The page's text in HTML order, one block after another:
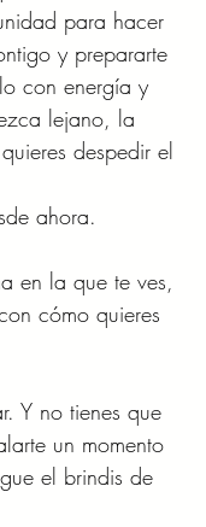
para hacer
y prepararte
con energía y
lejano, la
despedir el
ahora.
en la que te ves,
cómo quieres
Y no tienes que
un momento
el brindis de